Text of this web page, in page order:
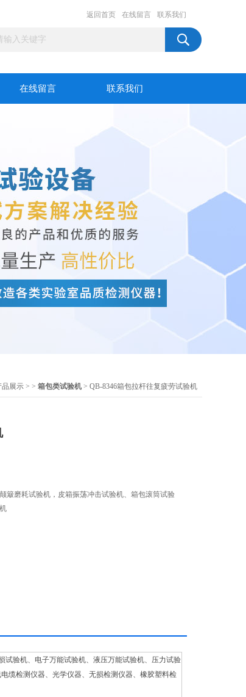
返回首页 在线留言 联系我们
在线留言 联系我们
品展示 > > 箱包类试验机 > QB-8346箱包拉杆往复疲劳试验机
簸磨耗试验机，皮箱振荡冲击试验机、箱包滚筒试验
验机、电子万能试验机、液压万能试验机、压力试验
缆检测仪器、光学仪器、无损检测仪器、橡胶塑料检